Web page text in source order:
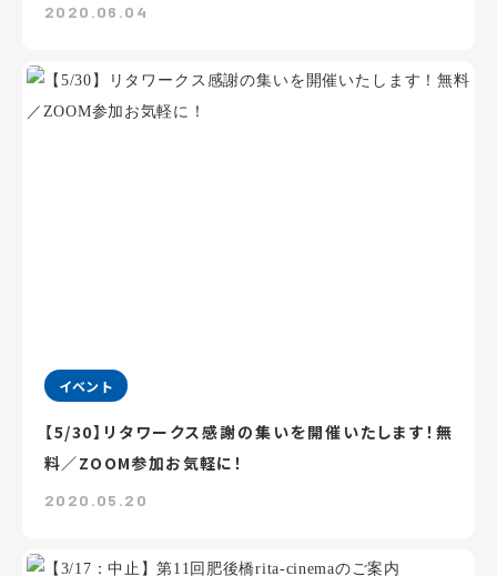
2020.06.04
イベント
【5/30】リタワークス感謝の集いを開催いたします！無
料／ZOOM参加お気軽に！
2020.05.20